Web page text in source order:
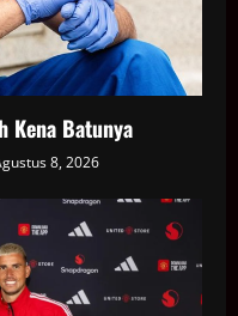
Kena Batunya
8, 2026